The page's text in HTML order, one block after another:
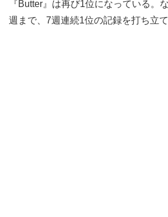
『Butter』は再び1位になっている。
週まで、7週連続1位の記録を打ち立て